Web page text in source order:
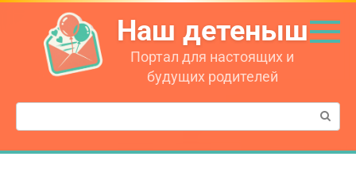
Перейти
контенту
Наш детеныш
Портал для настоящих и
будущих родителей
Поиск: